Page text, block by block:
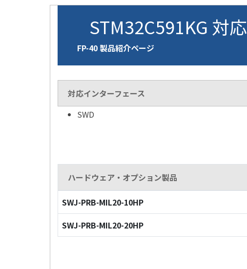
STM32C591KG 対応
FP-40 製品紹介ページ
対応インターフェース
SWD
ハードウェア・オプション製品
SWJ-PRB-MIL20-10HP
SWJ-PRB-MIL20-20HP